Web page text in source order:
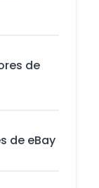
de
de eBay